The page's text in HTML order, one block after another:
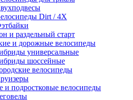
Dirt / 4X
и раздельный старт
и дорожные велосипеды
универсальные
шоссейные
велосипеды
и подростковые велосипеды